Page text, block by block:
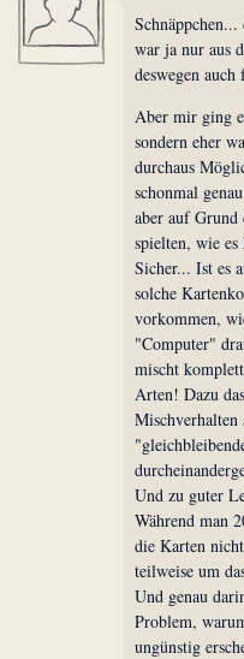
war ja nur aus
deswegen
Aber mir ging
sondern eher
durchaus
schonmal
aber auf Grund
spielten, wie
Sicher... Ist es
solche
vorkommen,
"Computer"
mischt
Arten! Dazu
Mischverhalten
Und zu guter
Während man
die Karten
teilweise um
Und genau
Problem,
ungünstig